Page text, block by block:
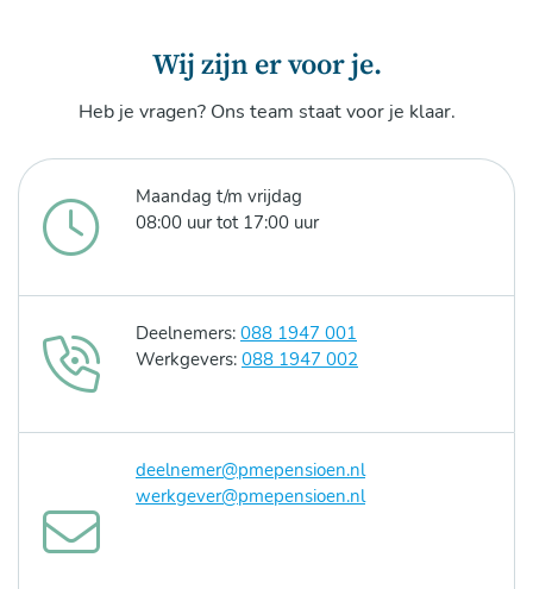
Wij zijn er voor je.
Heb je vragen? Ons team staat voor je klaar.
Maandag t/m vrijdag
08:00 uur tot 17:00 uur
Deelnemers: 088 1947 001
Werkgevers: 088 1947 002
deelnemer@pmepensioen.nl
werkgever@pmepensioen.nl